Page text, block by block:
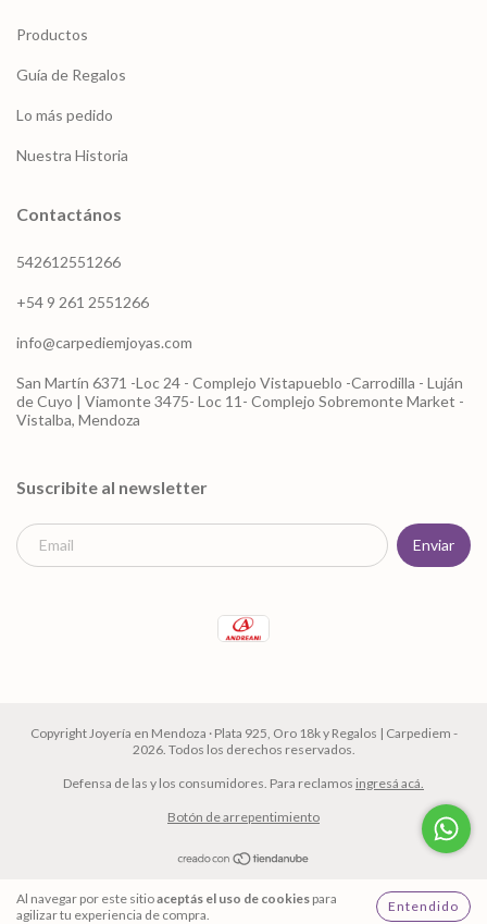
Al navegar por este sitioaceptás el uso de cookies para
agilizar tu experiencia de compra.
Entendido
Productos
Guía de Regalos
Lo más pedido
Nuestra Historia
Contactános
542612551266
+54 9 261 2551266
info@carpediemjoyas.com
San Martín 6371 -Loc 24 - Complejo Vistapueblo -Carrodilla - Luján
de Cuyo | Viamonte 3475- Loc 11- Complejo Sobremonte Market -
Vistalba, Mendoza
Suscribite al newsletter
Copyright Joyería en Mendoza · Plata 925, Oro 18k y Regalos | Carpediem -
2026. Todos los derechos reservados.
Defensa de las y los consumidores. Para reclamos ingresá acá.
Botón de arrepentimiento